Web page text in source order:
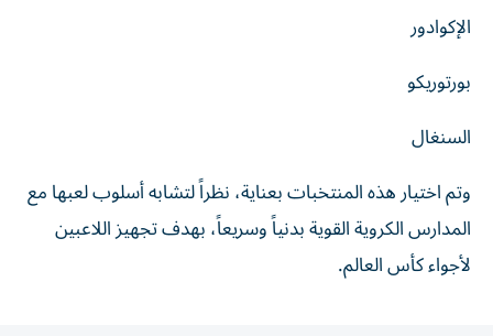
الإكوادور
بورتوريكو
السنغال
وتم اختيار هذه المنتخبات بعناية، نظراً لتشابه أسلوب لعبها مع
المدارس الكروية القوية بدنياً وسريعاً، بهدف تجهيز اللاعبين
لأجواء كأس العالم.